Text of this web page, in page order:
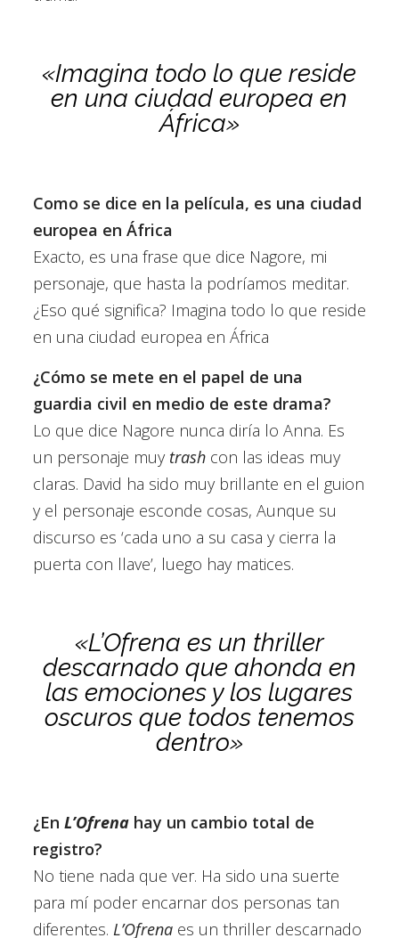
«Imagina todo lo que reside
en una ciudad europea en
África»
Como se dice en la película, es una ciudad
europea en África
Exacto, es una frase que dice Nagore, mi
personaje, que hasta la podríamos meditar.
¿Eso qué significa? Imagina todo lo que reside
en una ciudad europea en África
¿Cómo se mete en el papel de una
guardia civil en medio de este drama?
Lo que dice Nagore nunca diría lo Anna. Es
un personaje muy trashcon las ideas muy
claras. David ha sido muy brillante en el guion
y el personaje esconde cosas, Aunque su
discurso es ‘cada uno a su casa y cierra la
puerta con llave’, luego hay matices.
«L’Ofrena es un thriller
descarnado que ahonda en
las emociones y los lugares
oscuros que todos tenemos
dentro»
¿En L’Ofrenahay un cambio total de
registro?
No tiene nada que ver. Ha sido una suerte
para mí poder encarnar dos personas tan
diferentes. L’Ofrenaes un thriller descarnado